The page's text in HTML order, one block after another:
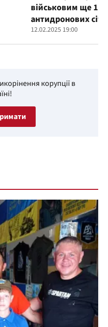
військовим ще
антидронових
12.02.2025 19:00
корупції в